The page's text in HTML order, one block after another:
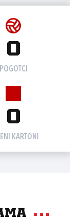
0
POGOTCI
0
KARTONI